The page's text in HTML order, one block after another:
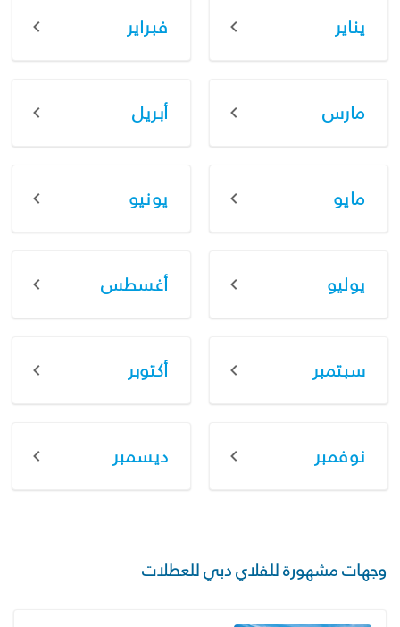
يناير فبراير
مارس أبريل
مايو يونيو
يوليو أغسطس
سبتمبر أكتوبر
نوفمبر ديسمبر
وجهات مشهورة للفلاي دبي للعطلات